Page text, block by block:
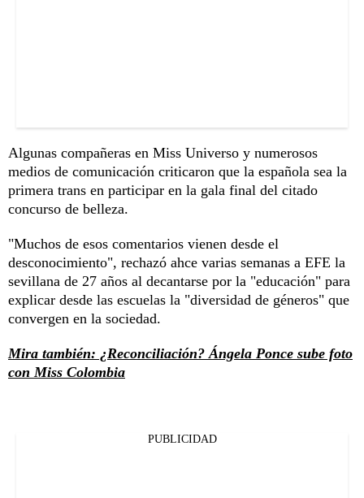
Algunas compañeras en Miss Universo y numerosos
medios de comunicación criticaron que la española sea la
primera trans en participar en la gala final del citado
concurso de belleza.
"Muchos de esos comentarios vienen desde el
desconocimiento", rechazó ahce varias semanas a EFE la
sevillana de 27 años al decantarse por la "educación" para
explicar desde las escuelas la "diversidad de géneros" que
convergen en la sociedad.
Mira también: ¿Reconciliación? Ángela Ponce sube foto
con Miss Colombia
PUBLICIDAD